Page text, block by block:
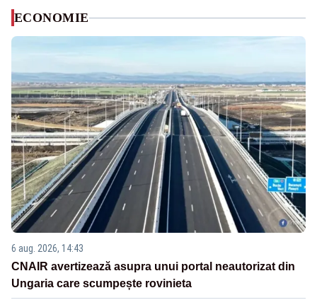
ECONOMIE
6 aug. 2026, 14:43
CNAIR avertizează asupra unui portal neautorizat din
Ungaria care scumpește rovinieta